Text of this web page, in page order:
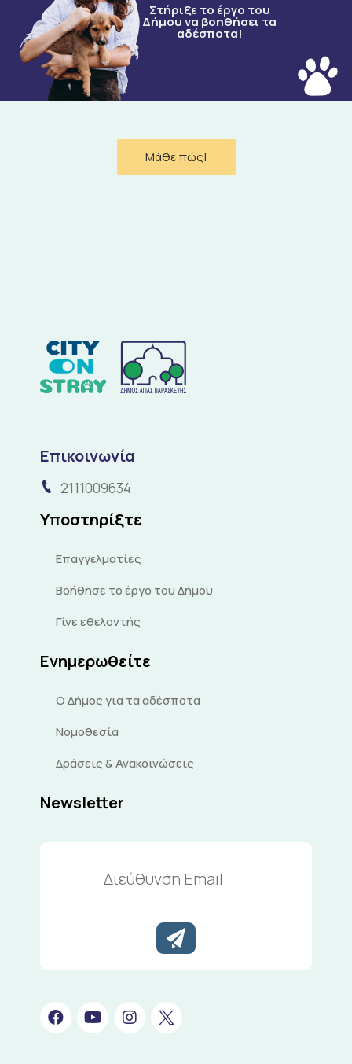
Στήριξε το έργο του
Δήμου να βοηθήσει τα
αδέσποτα!
Μάθε πώς!
Επικοινωνία
2111009634
Υποστηρίξτε
Επαγγελματίες
Βοήθησε το έργο του Δήμου
Γίνε εθελοντής
Ενημερωθείτε
Ο Δήμος για τα αδέσποτα
Νομοθεσία
Δράσεις & Ανακοινώσεις
Newsletter